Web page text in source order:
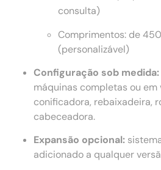
consulta)
Comprimentos: de
(personalizável)
Configuração sob medida:
máquinas completas ou
conificadora, rebaixadeira,
cabeceadora.
Expansão opcional:
adicionado a qualquer